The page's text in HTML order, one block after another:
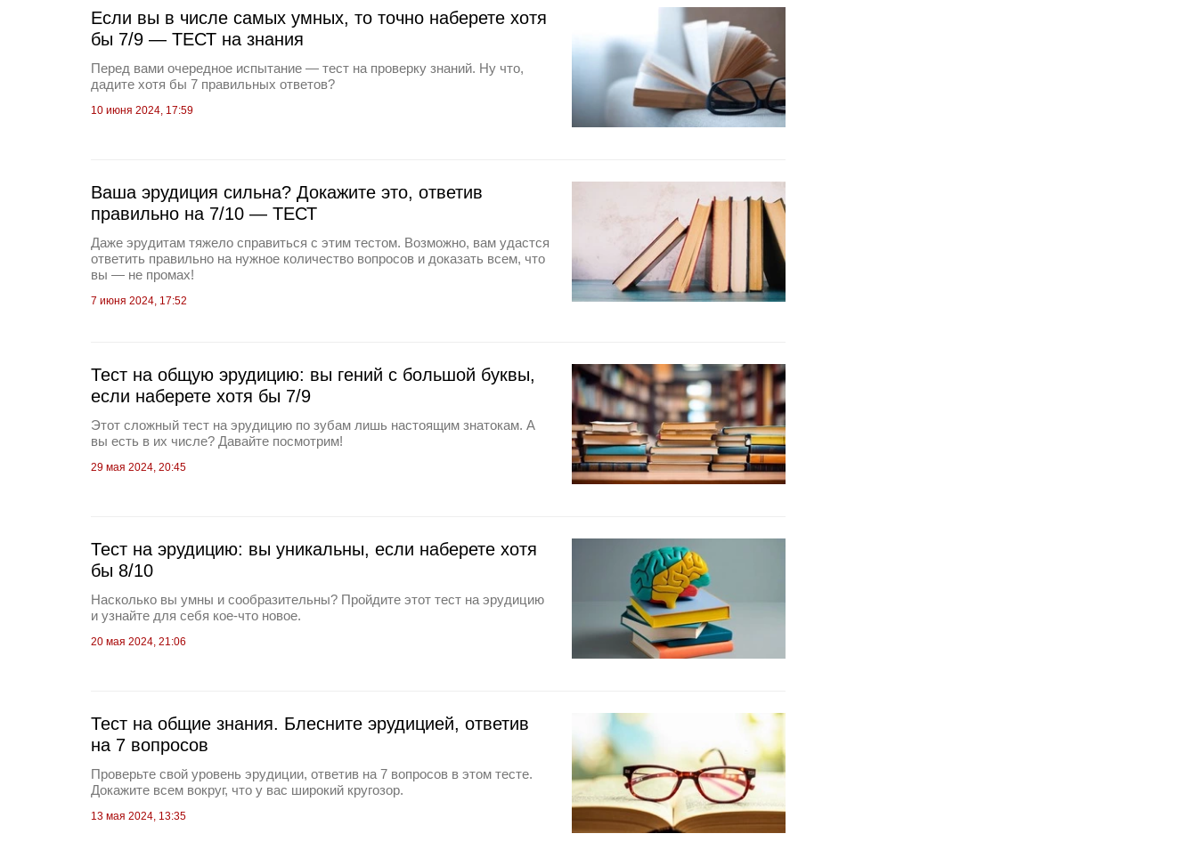
Если вы в числе самых умных, то точно наберете хотя
бы 7/9 — ТЕСТ на знания
Перед вами очередное испытание — тест на проверку знаний. Ну что,
дадите хотя бы 7 правильных ответов?
10 июня 2024, 17:59
Ваша эрудиция сильна? Докажите это, ответив
правильно на 7/10 — ТЕСТ
Даже эрудитам тяжело справиться с этим тестом. Возможно, вам удастся
ответить правильно на нужное количество вопросов и доказать всем, что
вы — не промах!
7 июня 2024, 17:52
Тест на общую эрудицию: вы гений с большой буквы,
если наберете хотя бы 7/9
Этот сложный тест на эрудицию по зубам лишь настоящим знатокам. А
вы есть в их числе? Давайте посмотрим!
29 мая 2024, 20:45
Тест на эрудицию: вы уникальны, если наберете хотя
бы 8/10
Насколько вы умны и сообразительны? Пройдите этот тест на эрудицию
и узнайте для себя кое-что новое.
20 мая 2024, 21:06
Тест на общие знания. Блесните эрудицией, ответив
на 7 вопросов
Проверьте свой уровень эрудиции, ответив на 7 вопросов в этом тесте.
Докажите всем вокруг, что у вас широкий кругозор.
13 мая 2024, 13:35